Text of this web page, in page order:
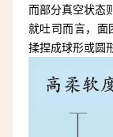
而部分真空状态
就吐司而言，面
揉捏成球形或圆